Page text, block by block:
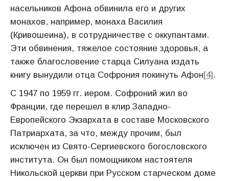
насельников Афона обвинила его и других
монахов, например, монаха Василия
(Кривошеина), в сотрудничестве с оккупантами.
Эти обвинения, тяжелое состояние здоровья, а
также благословение старца Силуана издать
книгу вынудили отца Софрония покинуть Афон[4].
С 1947 по 1959 гг. иером. Софроний жил во
Франции, где перешел в клир Западно-
Европейского Экзархата в составе Московского
Патриархата, за что, между прочим, был
исключен из Свято-Сергиевского богословского
института. Он был помощником настоятеля
Никольской церкви при Русском старческом доме